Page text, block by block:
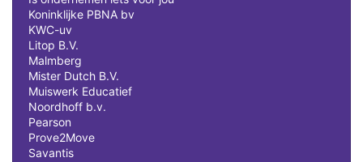
Koninklijke PBNA bv
KWC-uv
Litop B.V.
Malmberg
Mister Dutch B.V.
Muiswerk Educatief
Noordhoff b.v.
Pearson
Prove2Move
Savantis